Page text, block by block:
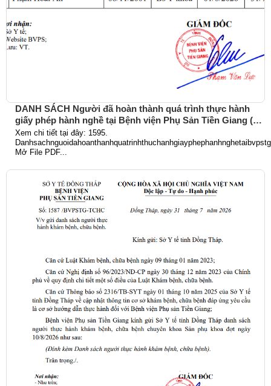
DANH SÁCH Người đã hoàn thành quá trình thực hành
giấy phép hành nghề tại Bệnh viện Phụ Sản Tiền Giang (Từ
ngày 01/6/2026 đến 31/7/2026)
Xem chi tiết tại đây: 1595.
Mở File PDF...